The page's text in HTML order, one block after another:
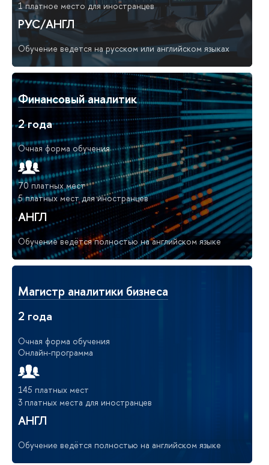
1 платное место для иностранцев
РУС/АНГЛ
Обучение ведется на русском или английском языках
Финансовый аналитик
2 года
Очная форма обучения
70 платных мест
5 платных мест для иностранцев
АНГЛ
Обучение ведётся полностью на английском языке
Магистр аналитики бизнеса
2 года
Очная форма обучения
Онлайн-программа
145 платных мест
3 платных места для иностранцев
АНГЛ
Обучение ведётся полностью на английском языке